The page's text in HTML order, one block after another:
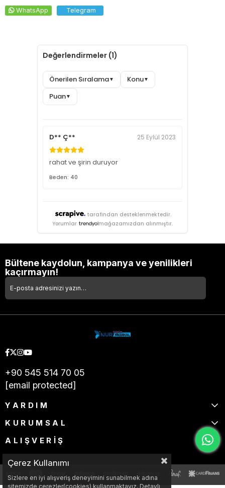
WhatsApp Telegram
Değerlendirmeler (1)
Önerilen Sıralama▼ Konu▼
Puan▼
D** Ç** 25 Eylül 2023
rahat ve şirin duruyor
Beden: 40
tarafından desteklenmektedir.
Yorumlar
mağazamızdan alınmıştır.
Bültene kaydolun, kampanya ve yenilikleri
kaçırmayın!
+90 545 514 70 05
[email protected]
YARDIM
KURUMSAL
ALIŞVERİŞ
Çerez Kullanımı
Sizlere en iyi alışveriş deneyimini sunabilmek adına
sitemizde çerezler(cookies) kullanmaktayız. Detaylı